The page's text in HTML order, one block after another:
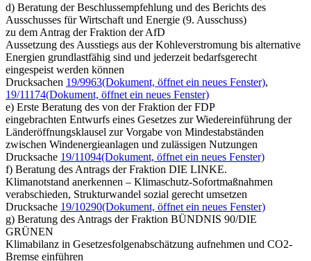
d) Beratung der Beschlussempfehlung und des Berichts des
Ausschusses für Wirtschaft und Energie (9. Ausschuss)
zu dem Antrag der Fraktion der AfD
Aussetzung des Ausstiegs aus der Kohleverstromung bis alternative
Energien grundlastfähig sind und jederzeit bedarfsgerecht
eingespeist werden können
Drucksachen 19/9963(Dokument, öffnet ein neues Fenster),
19/11174(Dokument, öffnet ein neues Fenster)
e) Erste Beratung des von der Fraktion der FDP
eingebrachten Entwurfs eines Gesetzes zur Wiedereinführung der
Länderöffnungsklausel zur Vorgabe von Mindestabständen
zwischen Windenergieanlagen und zulässigen Nutzungen
Drucksache 19/11094(Dokument, öffnet ein neues Fenster)
f) Beratung des Antrags der Fraktion DIE LINKE.
Klimanotstand anerkennen – Klimaschutz-Sofortmaßnahmen
verabschieden, Strukturwandel sozial gerecht umsetzen
Drucksache 19/10290(Dokument, öffnet ein neues Fenster)
g) Beratung des Antrags der Fraktion BÜNDNIS 90/DIE
GRÜNEN
Klimabilanz in Gesetzesfolgenabschätzung aufnehmen und CO2-
Bremse einführen